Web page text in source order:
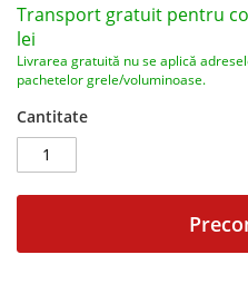
Transport gratuit pentru
lei
Livrarea gratuită nu se aplică
pachetelor grele/voluminoase.
Cantitate